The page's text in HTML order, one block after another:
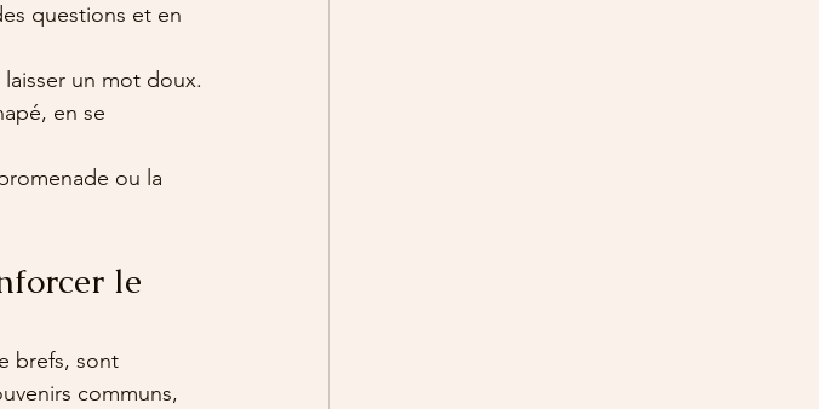
questions et en
un mot doux.
en se
ou la
le
brefs, sont
communs,